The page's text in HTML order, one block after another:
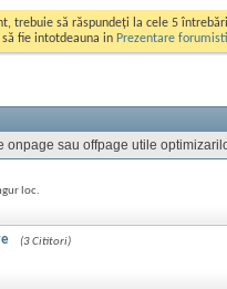
trebuie să răspundeți la cele 5
fie intotdeauna in Prezentare forumisti
sau offpage utile
loc.
(3 Cititori)